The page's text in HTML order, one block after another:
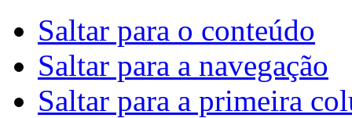
Saltar para o conteúdo
Saltar para a navegação
Saltar para a primeira